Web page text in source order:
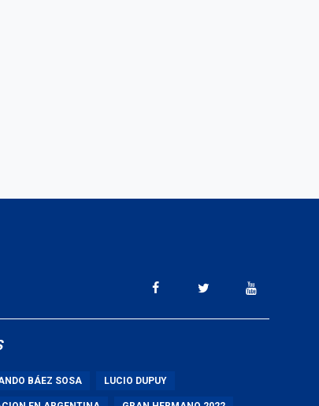
BÁEZ SOSA LUCIO DUPUY